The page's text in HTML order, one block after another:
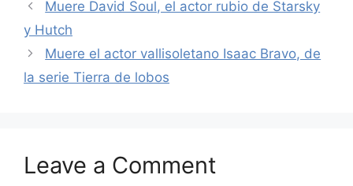
Muere David Soul, el actor rubio de Starsky
y Hutch
Muere el actor vallisoletano Isaac Bravo, de
la serie Tierra de lobos
Leave a Comment